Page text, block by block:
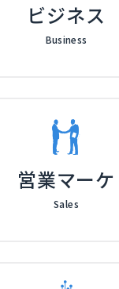
ビジネス
Business
営業マーケ
Sales